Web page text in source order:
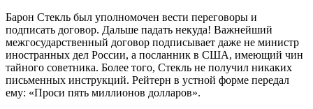
Барон Стекль был уполномочен вести переговоры и
подписать договор. Дальше падать некуда! Важнейший
межгосударственный договор подписывает даже не министр
иностранных дел России, а посланник в США, имеющий чин
тайного советника. Более того, Стекль не получил никаких
письменных инструкций. Рейтерн в устной форме передал
ему: «Проси пять миллионов долларов».